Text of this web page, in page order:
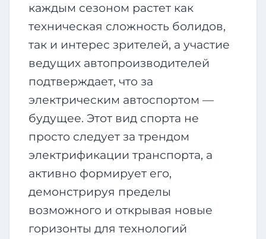
каждым сезоном растет как
техническая сложность болидов,
так и интерес зрителей, а участие
ведущих автопроизводителей
подтверждает, что за
электрическим автоспортом —
будущее. Этот вид спорта не
просто следует за трендом
электрификации транспорта, а
активно формирует его,
демонстрируя пределы
возможного и открывая новые
горизонты для технологий